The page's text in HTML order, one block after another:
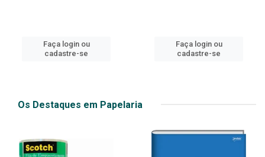
Faça login ou
cadastre-se
Faça login ou
cadastre-se
Os Destaques em Papelaria